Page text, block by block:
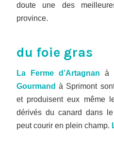
doute une des
province.
du foie gras
La Ferme d’Artagnan à
Gourmand à Sprimont
et produisent eux même
dérivés du canard dans
peut courir en plein champ.